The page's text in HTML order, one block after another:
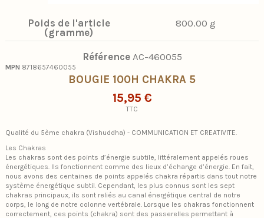
Poids de l'article
(gramme)
800.00 g
Référence AC-460055
MPN 8718657460055
BOUGIE 100H CHAKRA 5
15,95 €
TTC
Qualité du 5ème chakra (Vishuddha) - COMMUNICATION ET CREATIVITE.
Les Chakras
Les chakras sont des points d’énergie subtile, littéralement appelés roues
énergétiques. Ils fonctionnent comme des lieux d’échange d’énergie. En fait,
nous avons des centaines de points appelés chakra répartis dans tout notre
système énergétique subtil. Cependant, les plus connus sont les sept
chakras principaux, ils sont reliés au canal énergétique central de notre
corps, le long de notre colonne vertébrale. Lorsque les chakras fonctionnent
correctement, ces points (chakra) sont des passerelles permettant à